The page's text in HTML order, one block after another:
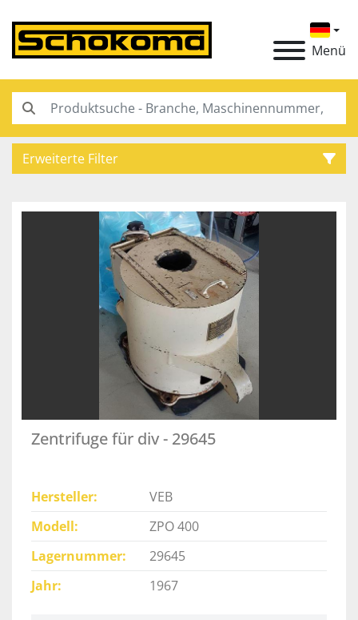
Menü
Erweiterte Filter
Zentrifuge für div - 29645
Hersteller
VEB
Modell
ZPO 400
Lagernummer
29645
Jahr
1967